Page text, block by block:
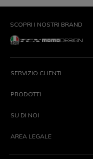
SCOPRI I NOSTRI BRAND
SERVIZIO CLIENTI
PRODOTTI
SU DI NOI
AREA LEGALE